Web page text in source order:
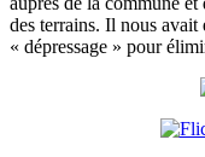
des terrains. Il nous avait
« dépressage » pour